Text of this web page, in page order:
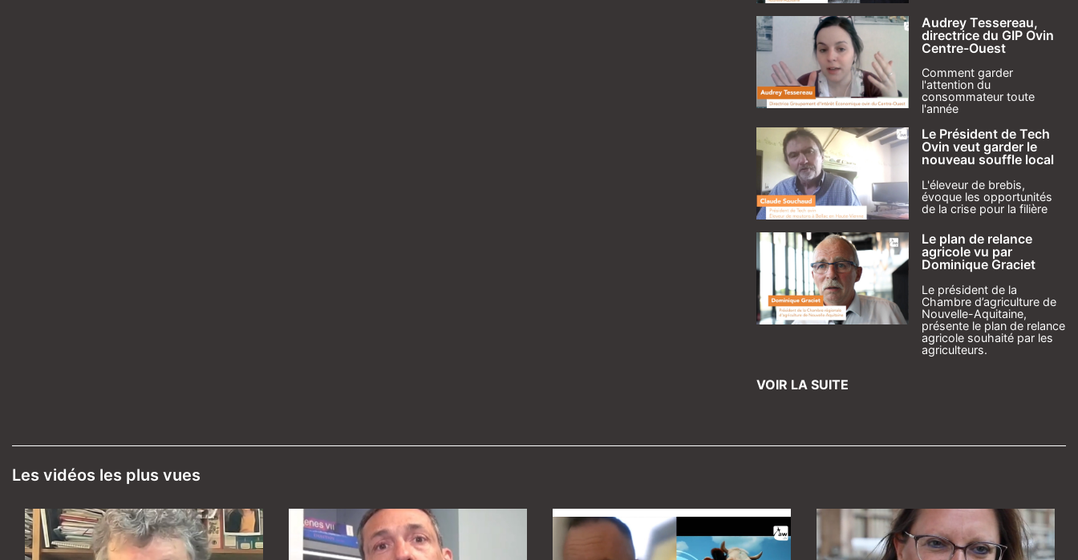
Audrey Tessereau,
directrice du GIP Ovin
Centre-Ouest
Comment garder
l'attention du
consommateur toute
l'année
Le Président de Tech
Ovin veut garder le
nouveau souffle local
L'éleveur de brebis,
évoque les opportunités
de la crise pour la filière
Le plan de relance
agricole vu par
Dominique Graciet
Le président de la
Chambre d’agriculture de
Nouvelle-Aquitaine,
présente le plan de relance
agricole souhaité par les
agriculteurs.
VOIR LA SUITE
Les vidéos les plus vues